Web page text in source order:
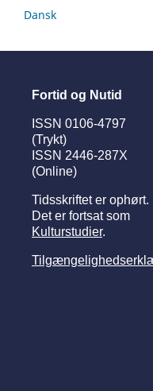
Dansk
Fortid og Nutid
ISSN 0106-4797
(Trykt)
ISSN 2446-287X
(Online)
Tidsskriftet er ophørt.
Det er fortsat som
Kulturstudier.